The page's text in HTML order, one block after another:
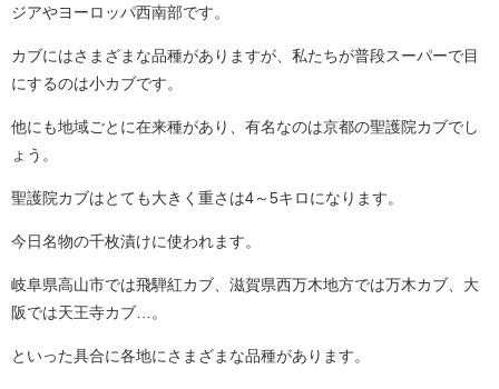
ジアやヨーロッパ西南部です。
カブにはさまざまな品種がありますが、私たちが普段スーパーで目
にするのは小カブです。
他にも地域ごとに在来種があり、有名なのは京都の聖護院カブでし
ょう。
聖護院カブはとても大きく重さは4～5キロになります。
今日名物の千枚漬けに使われます。
岐阜県高山市では飛騨紅カブ、滋賀県西万木地方では万木カブ、大
阪では天王寺カブ…。
といった具合に各地にさまざまな品種があります。